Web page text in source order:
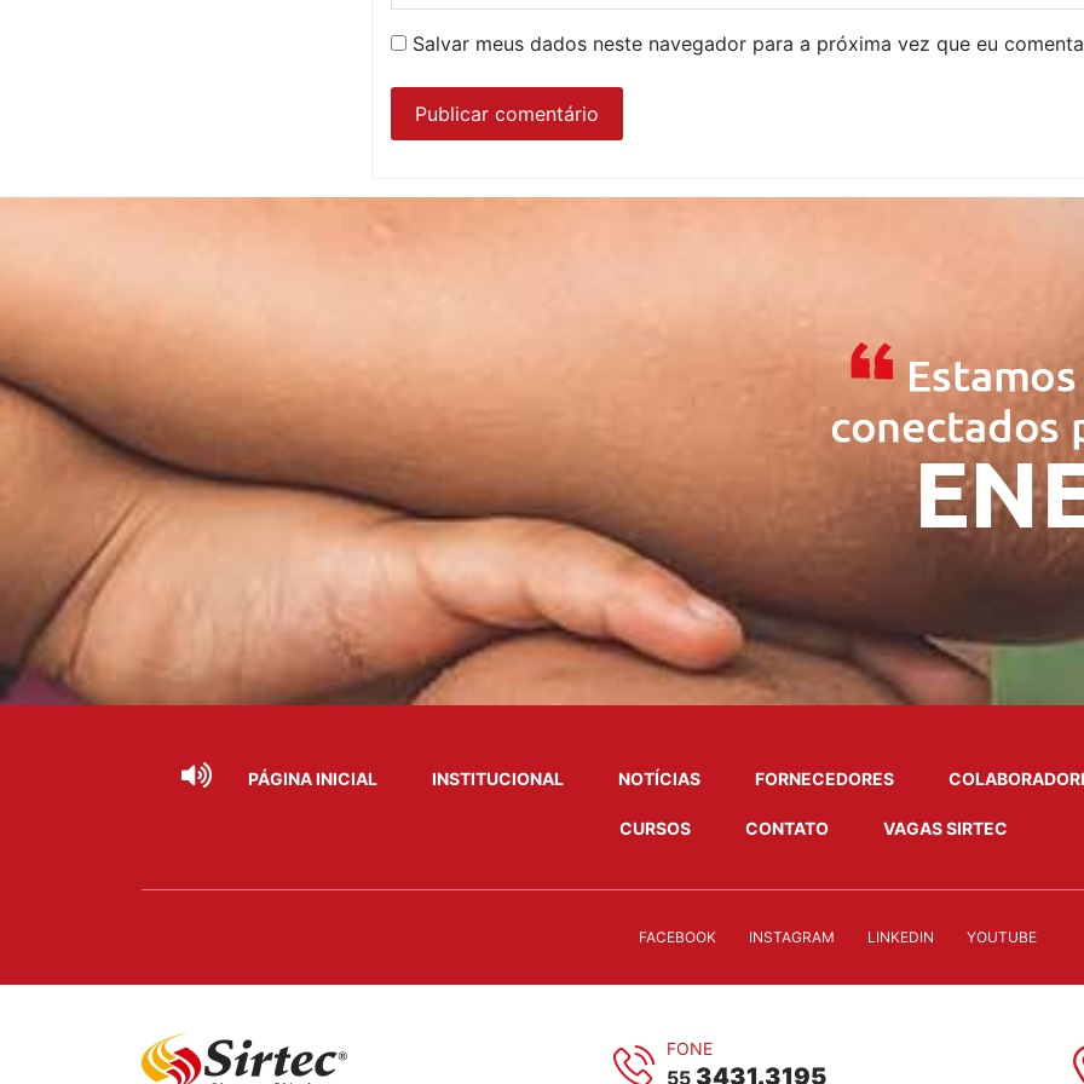
Salvar meus dados neste navegador para a próxima vez que eu
PÁGINA INICIAL INSTITUCIONAL NOTÍCIAS FORNECEDORES
CURSOS CONTATO VAGAS SIRTEC
FACEBOOK INSTAGRAM LINKEDIN YOUTUBE
FONE
55 3431.3195